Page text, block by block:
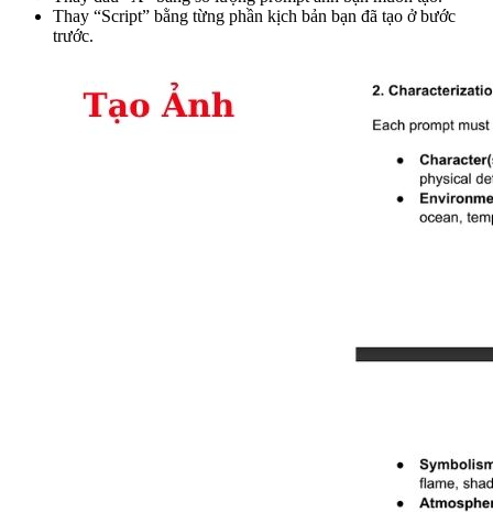
Thay “Script” bằng từng phần kịch bản bạn đã tạo ở bước
trước.